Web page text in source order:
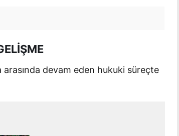
devam eden hukuki süreçte